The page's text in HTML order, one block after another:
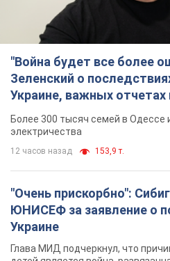
12 часов назад
"Очень прискорбно":
ЮНИСЕФ за заявление о
Украине
детей является война,
"Значительные
массированный удар
активам и буровой
десятки БПЛА